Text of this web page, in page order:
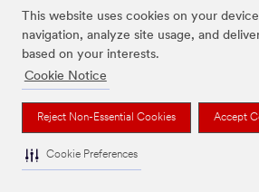
This website uses cookies on your
navigation, analyze site usage, and
based on your interests.
Cookie Notice
Reject Non-Essential Cookies Accept
Cookie Preferences